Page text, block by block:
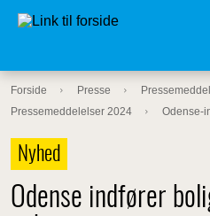
Forside Presse
Pressemeddelelser 2024
Odense-
Nyhed
Odense indfører